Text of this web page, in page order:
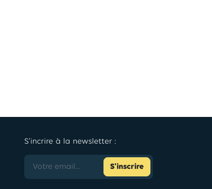
S'incrire à la newsletter :
S'inscrire